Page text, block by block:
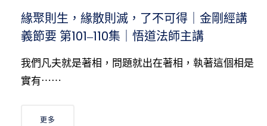
緣聚則生，緣散則滅，了不可得｜金剛經講
義節要 第101‒110集｜悟道法師主講
我們凡夫就是著相，問題就出在著相，執著這個相是
實有⋯⋯
更多